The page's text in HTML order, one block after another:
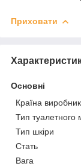
Приховати
Основні
Країна виробник
Тип туалетного
Тип шкіри
Стать
Вага